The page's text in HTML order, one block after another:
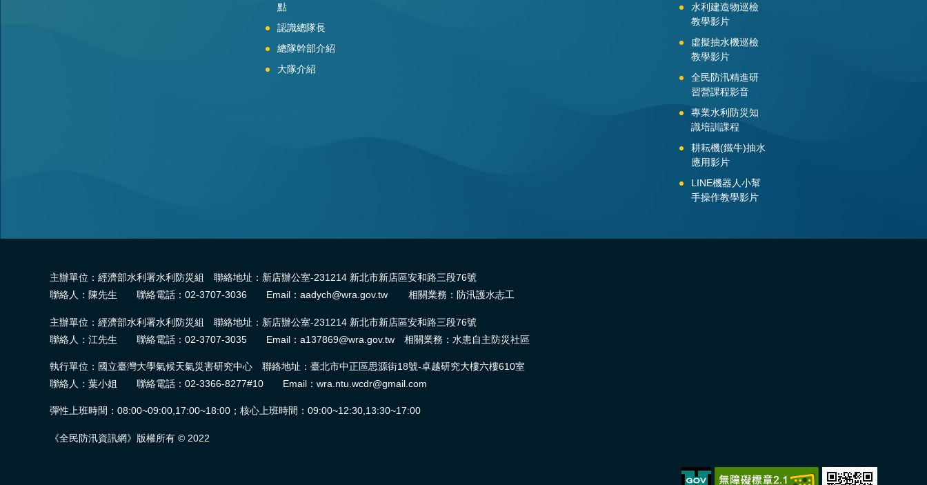
點
認識總隊長
總隊幹部介紹
大隊介紹
水利建造物巡檢
教學影片
虛擬抽水機巡檢
教學影片
全民防汛精進研
習營課程影音
專業水利防災知
識培訓課程
耕耘機(鐵牛)抽水
應用影片
LINE機器人小幫
手操作教學影片
主辦單位：經濟部水利署水利防災組 聯絡地址：新店辦公室-231214 新北市新店區安和路三段76號
聯絡人：陳先生 聯絡電話：02-3707-3036 Email：aadych@wra.gov.tw 相關業務：防汛護水志工
主辦單位：經濟部水利署水利防災組 聯絡地址：新店辦公室-231214 新北市新店區安和路三段76號
聯絡人：江先生 聯絡電話：02-3707-3035 Email：a137869@wra.gov.tw 相關業務：水患自主防災社區
執行單位：國立臺灣大學氣候天氣災害研究中心 聯絡地址：臺北市中正區思源街18號-卓越研究大樓六樓610室
聯絡人：葉小姐 聯絡電話：02-3366-8277#10 Email：wra.ntu.wcdr@gmail.com
彈性上班時間：08:00~09:00,17:00~18:00；核心上班時間：09:00~12:30,13:30~17:00
《全民防汛資訊網》版權所有 © 2022